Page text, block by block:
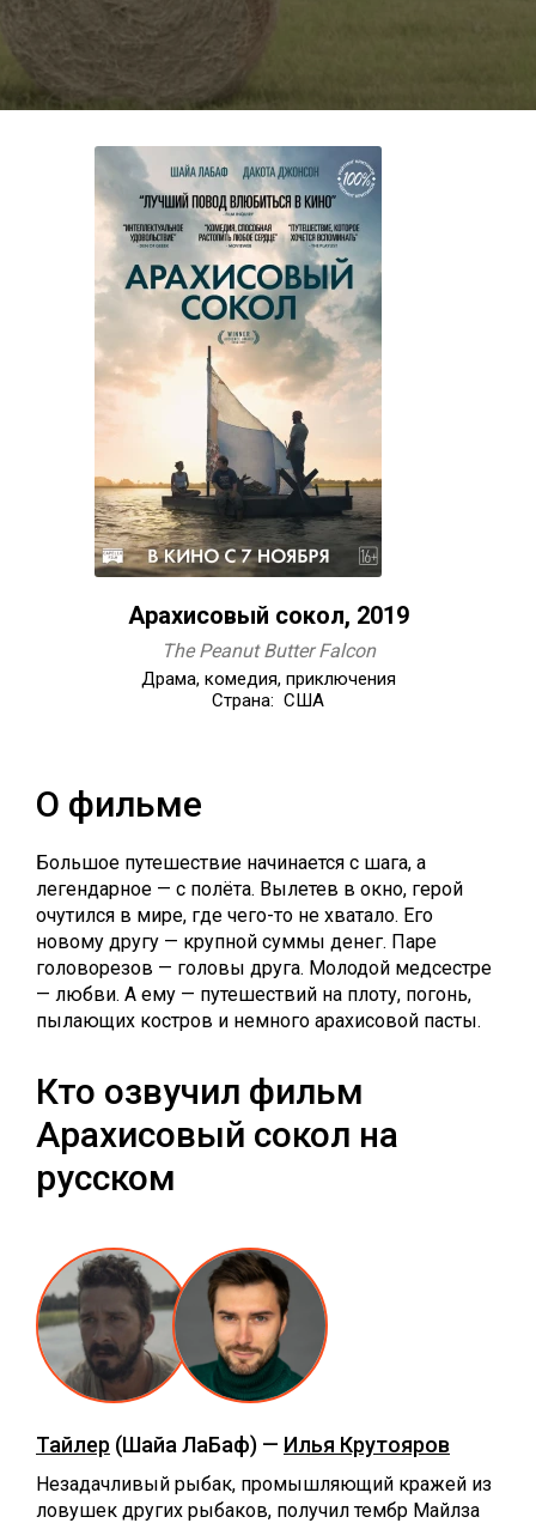
Арахисовый сокол, 2019
The Peanut Butter Falcon
Драма, комедия, приключения
Страна: США
О фильме
Большое путешествие начинается с шага, а
легендарное — с полёта. Вылетев в окно, герой
очутился в мире, где чего-то не хватало. Его
новому другу — крупной суммы денег. Паре
головорезов — головы друга. Молодой медсестре
— любви. А ему — путешествий на плоту, погонь,
пылающих костров и немного арахисовой пасты.
Кто озвучил фильм
Арахисовый сокол на
русском
Тайлер (Шайа ЛаБаф) — Илья Крутояров
Незадачливый рыбак, промышляющий кражей из
ловушек других рыбаков, получил тембр Майлза